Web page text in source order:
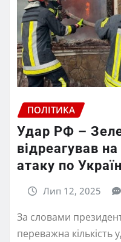
ПОЛІТИКА
Удар РФ –
відреагував
атаку по
Лип 12, 2025
За словами
переважна кількість